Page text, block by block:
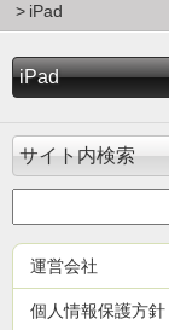
iPad
iPad
サイト内検索
運営会社
個人情報保護方針